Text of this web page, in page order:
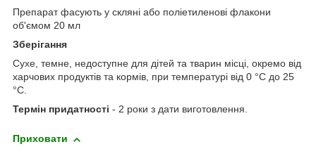
Препарат фасують у скляні або поліетиленові флакони
об'ємом 20 мл
Зберігання
Сухе, темне, недоступне для дітей та тварин місці, окремо від
харчових продуктів та кормів, при температурі від 0 °С до 25
°С.
Термін придатності - 2 роки з дати виготовлення.
Приховати